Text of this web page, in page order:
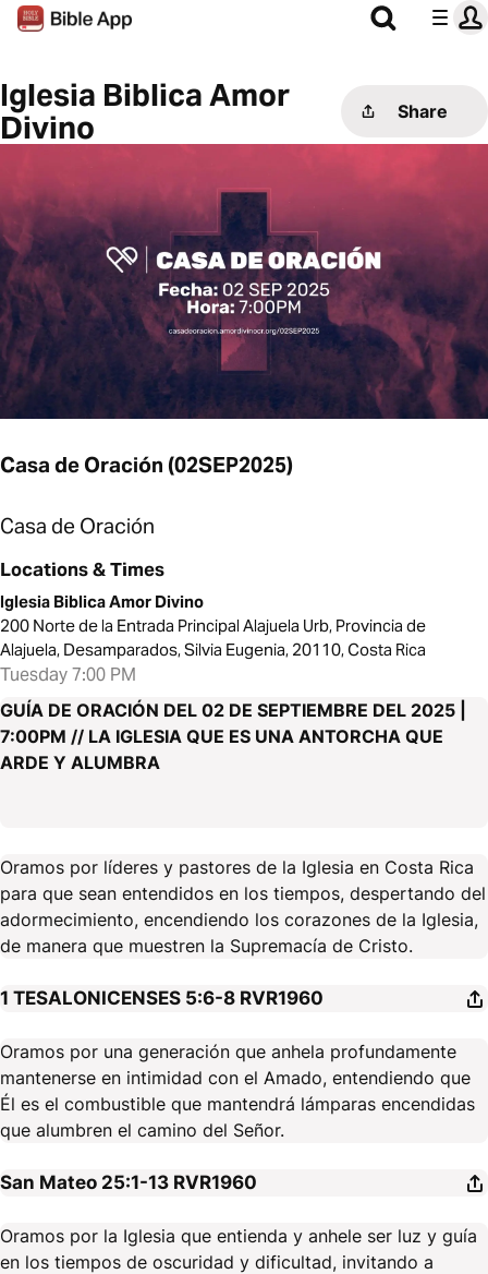
Iglesia Biblica Amor
Divino
Share
Casa de Oración (02SEP2025)
Casa de Oración
Locations & Times
Iglesia Biblica Amor Divino
200 Norte de la Entrada Principal Alajuela Urb, Provincia de
Alajuela, Desamparados, Silvia Eugenia, 20110, Costa Rica
Tuesday 7:00 PM
GUÍA DE ORACIÓN DEL 02 DE SEPTIEMBRE DEL 2025 |
7:00PM // LA IGLESIA QUE ES UNA ANTORCHA QUE
ARDE Y ALUMBRA
Oramos por líderes y pastores de la Iglesia en Costa Rica
para que sean entendidos en los tiempos, despertando del
adormecimiento, encendiendo los corazones de la Iglesia,
de manera que muestren la Supremacía de Cristo.
1 TESALONICENSES 5:6-8 RVR1960
Oramos por una generación que anhela profundamente
mantenerse en intimidad con el Amado, entendiendo que
Él es el combustible que mantendrá lámparas encendidas
que alumbren el camino del Señor.
San Mateo 25:1-13 RVR1960
Oramos por la Iglesia que entienda y anhele ser luz y guía
en los tiempos de oscuridad y dificultad, invitando a